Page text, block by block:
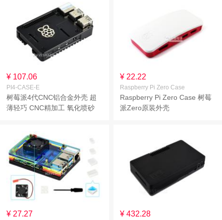
¥ 107.06
PI4-CASE-E
树莓派4代CNC铝合金外壳 超
薄轻巧 CNC精加工 氧化喷砂
¥ 22.22
Raspberry Pi Zero Case
Raspberry Pi Zero Case 树莓
派Zero原装外壳
¥ 27.27 ¥ 432.28